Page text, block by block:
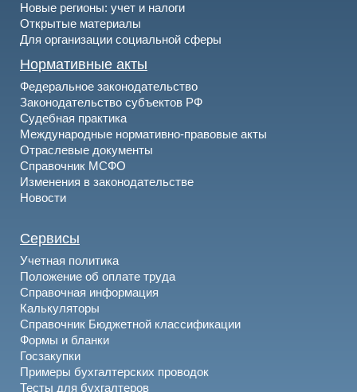
Новые регионы: учет и налоги
Открытые материалы
Для организации социальной сферы
Нормативные акты
Федеральное законодательство
Законодательство субъектов РФ
Судебная практика
Международные нормативно-правовые акты
Отраслевые документы
Справочник МСФО
Изменения в законодательстве
Новости
Сервисы
Учетная политика
Положение об оплате труда
Справочная информация
Калькуляторы
Справочник Бюджетной классификации
Формы и бланки
Госзакупки
Примеры бухгалтерских проводок
Тесты для бухгалтеров